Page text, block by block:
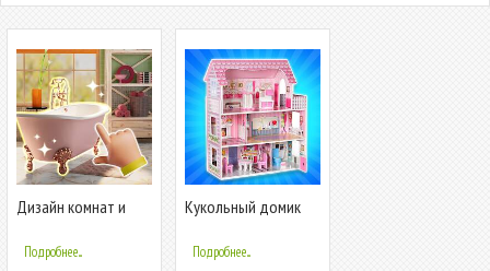
Дизайн комнат и
Подробнее...
Кукольный домик
Подробнее...